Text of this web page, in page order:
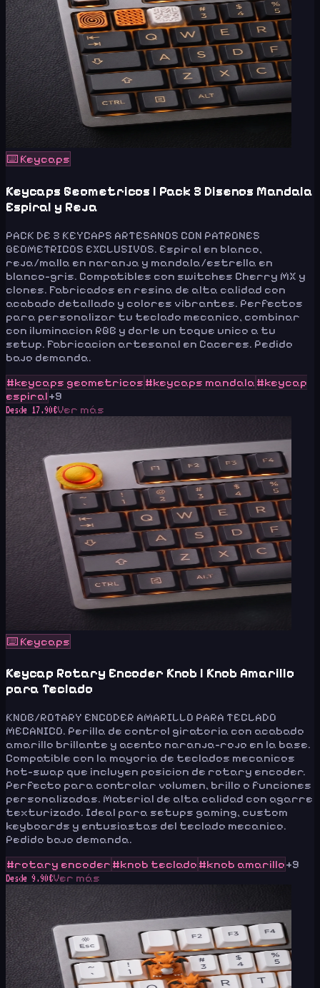
⌨️ Keycaps
Keycaps Geometricos | Pack 3 Disenos Mandala
Espiral y Reja
PACK DE 3 KEYCAPS ARTESANOS CON PATRONES
GEOMETRICOS EXCLUSIVOS. Espiral en blanco,
reja/malla en naranja y mandala/estrella en
blanco-gris. Compatibles con switches Cherry MX y
clones. Fabricados en resina de alta calidad con
acabado detallado y colores vibrantes. Perfectos
para personalizar tu teclado mecanico, combinar
con iluminacion RGB y darle un toque unico a tu
setup. Fabricacion artesanal en Caceres. Pedido
bajo demanda.
#keycaps geometricos #keycaps mandala #keycap
espiral+9
Desde 17.90€Ver más
⌨️ Keycaps
Keycap Rotary Encoder Knob | Knob Amarillo
para Teclado
KNOB/ROTARY ENCODER AMARILLO PARA TECLADO
MECANICO. Perilla de control giratoria con acabado
amarillo brillante y acento naranja-rojo en la base.
Compatible con la mayoria de teclados mecanicos
hot-swap que incluyen posicion de rotary encoder.
Perfecto para controlar volumen, brillo o funciones
personalizadas. Material de alta calidad con agarre
texturizado. Ideal para setups gaming, custom
keyboards y entusiastas del teclado mecanico.
Pedido bajo demanda.
#rotary encoder #knob teclado #knob amarillo+9
Desde 9.90€Ver más